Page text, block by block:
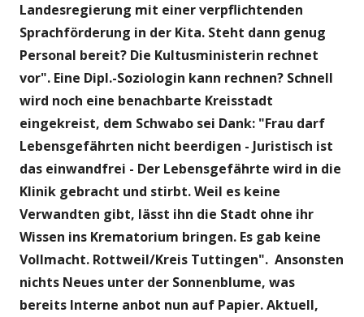
Landesregierung mit einer verpflichtenden
Sprachförderung in der Kita. Steht dann genug
Personal bereit? Die Kultusministerin rechnet
vor". Eine Dipl.-Soziologin kann rechnen? Schnell
wird noch eine benachbarte Kreisstadt
eingekreist, dem Schwabo sei Dank: "Frau darf
Lebensgefährten nicht beerdigen - Juristisch ist
das einwandfrei - Der Lebensgefährte wird in die
Klinik gebracht und stirbt. Weil es keine
Verwandten gibt, lässt ihn die Stadt ohne ihr
Wissen ins Krematorium bringen. Es gab keine
Vollmacht. Rottweil/Kreis Tuttingen". Ansonsten
nichts Neues unter der Sonnenblume, was
bereits Interne anbot nun auf Papier. Aktuell,